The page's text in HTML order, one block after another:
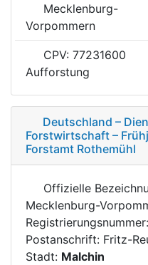
Mecklenburg-
Vorpommern
CPV: 77231600
Aufforstung
Deutschland –
Forstwirtschaft –
Forstamt Rothemühl
Offizielle
Mecklenburg-
Postanschrift: Fritz-
Stadt: Malchin